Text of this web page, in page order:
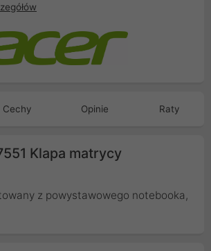
Cechy Opinie Raty
Klapa matrycy
z powystawowego notebooka,